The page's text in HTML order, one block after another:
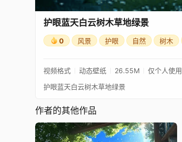
护眼蓝天白云树木草地绿景
0 风景 护眼 自然 树木
视频格式 动态壁纸 26.55M 仅个人使用
护眼蓝天白云树木草地绿景
作者的其他作品